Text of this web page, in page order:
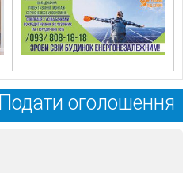
Подати оголошення